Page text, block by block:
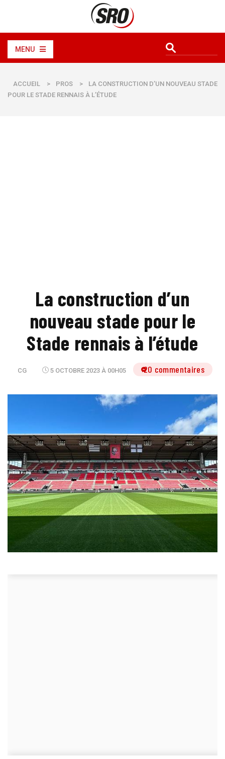
MENU
ACCUEIL > PROS >
LA CONSTRUCTION D’UN NOUVEAU STADE
POUR LE STADE RENNAIS À L’ÉTUDE
La construction d’un
nouveau stade pour le
Stade rennais à l’étude
CG 5 OCTOBRE 2023 À 00H05 20 commentaires